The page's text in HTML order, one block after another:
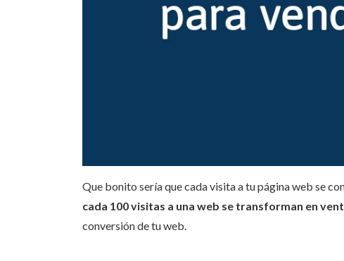
Que bonito sería que cada visita a tu página web se
cada 100 visitas a una web se transforman en
conversión de tu web.